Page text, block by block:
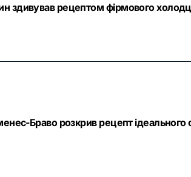
здивував рецептом фірмового
Браво розкрив рецепт